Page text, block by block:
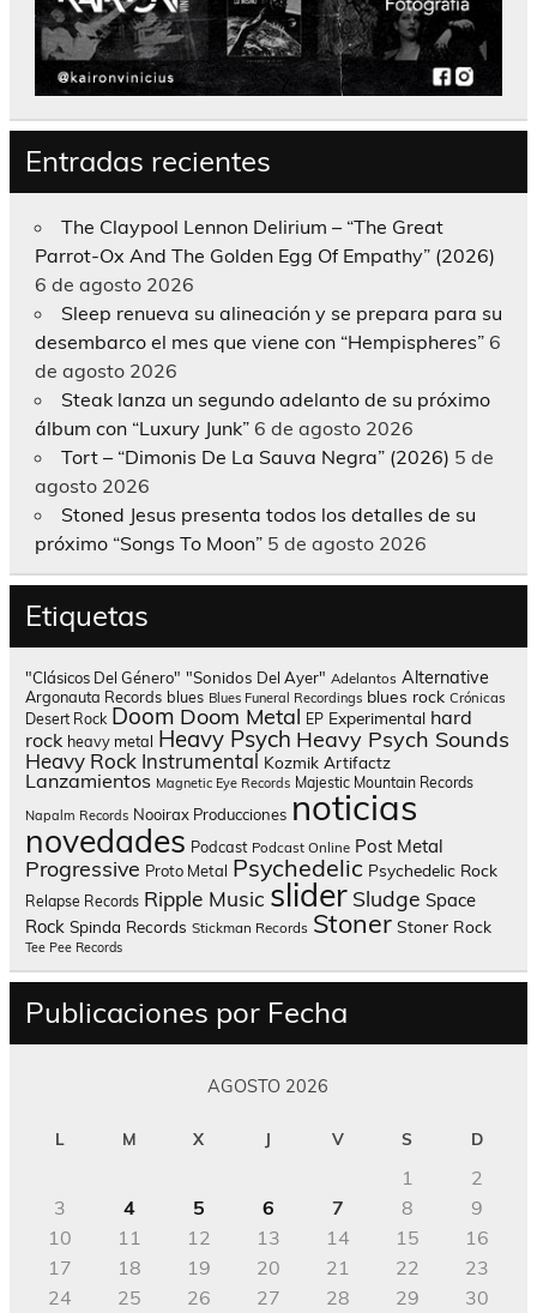
Entradas recientes
The Claypool Lennon Delirium – “The Great
Parrot-Ox And The Golden Egg Of Empathy” (2026)
6 de agosto 2026
Sleep renueva su alineación y se prepara para su
desembarco el mes que viene con “Hempispheres” 6
de agosto 2026
Steak lanza un segundo adelanto de su próximo
álbum con “Luxury Junk” 6 de agosto 2026
Tort – “Dimonis De La Sauva Negra” (2026) 5 de
agosto 2026
Stoned Jesus presenta todos los detalles de su
próximo “Songs To Moon” 5 de agosto 2026
Etiquetas
"Clásicos Del Género" "Sonidos Del Ayer" Adelantos Alternative
Argonauta Records blues Blues Funeral Recordings blues rock Crónicas
Desert Rock Doom Doom Metal EP Experimental hard
rock heavy metal Heavy Psych Heavy Psych Sounds
Heavy Rock Instrumental Kozmik Artifactz
Lanzamientos Magnetic Eye Records Majestic Mountain Records
Napalm Records Nooirax Producciones noticias
novedades Podcast Podcast Online Post Metal
Progressive Proto Metal Psychedelic Psychedelic Rock
Relapse Records Ripple Music slider Sludge Space
Rock Spinda Records Stickman Records Stoner Stoner Rock
Tee Pee Records
Publicaciones por Fecha
AGOSTO 2026
L M X J V S D
1
2
3
4 5 6 7 8
9
10
11 12 13 14 15
16
17
18 19 20 21 22
23
24
25 26 27 28 29
30